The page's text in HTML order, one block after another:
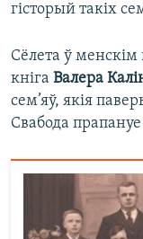
гісторый такіх
Сёлета ў
кніга Валера
сем’яў, якія
Свабода прапануе